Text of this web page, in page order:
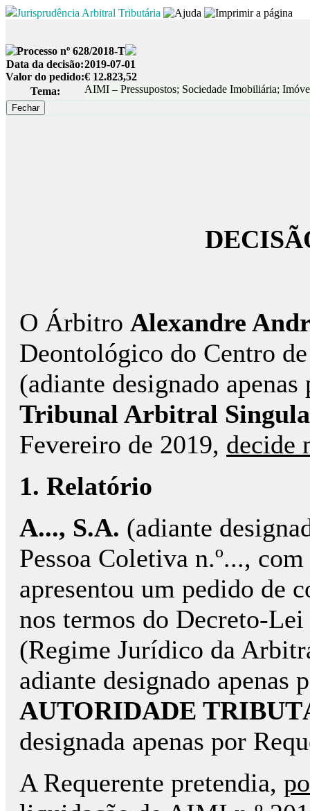
Jurisprudência Arbitral Tributária
Processo nº 628/2018-T
Data da decisão:2019-07-01
Valor do pedido:€ 12.823,52
Tema:
AIMI – Pressupostos; Sociedade Imobiliária;
O Árbitro Alexandre
Deontológico do Centro
(adiante designado
Tribunal Arbitral
Fevereiro de 2019, decide
1. Relatório
A..., S.A. (adiante
Pessoa Coletiva n.º...,
apresentou um pedido de
nos termos do Decreto-
(Regime Jurídico da
adiante designado apenas
AUTORIDADE
designada apenas por
A Requerente pretendia,